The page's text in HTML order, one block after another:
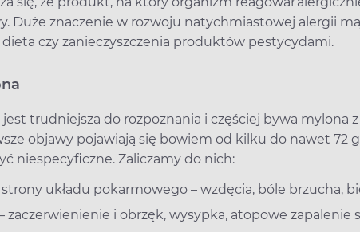
Duże znaczenie w rozwoju natychmiastowej alergii
czy zanieczyszczenia produktów pestycydami.
trudniejsza do rozpoznania i częściej bywa mylona
objawy pojawiają się bowiem od kilku do nawet 72
niespecyficzne. Zaliczamy do nich:
układu pokarmowego – wzdęcia, bóle brzucha,
zaczerwienienie i obrzęk, wysypka, atopowe zapalenie